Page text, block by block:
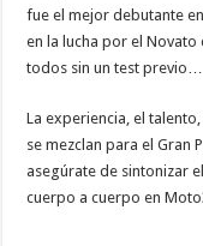
fue el mejor debutante
en la lucha por el Novato
todos sin un test previo…
La experiencia, el
se mezclan para el Gran
asegúrate de sintonizar
cuerpo a cuerpo en